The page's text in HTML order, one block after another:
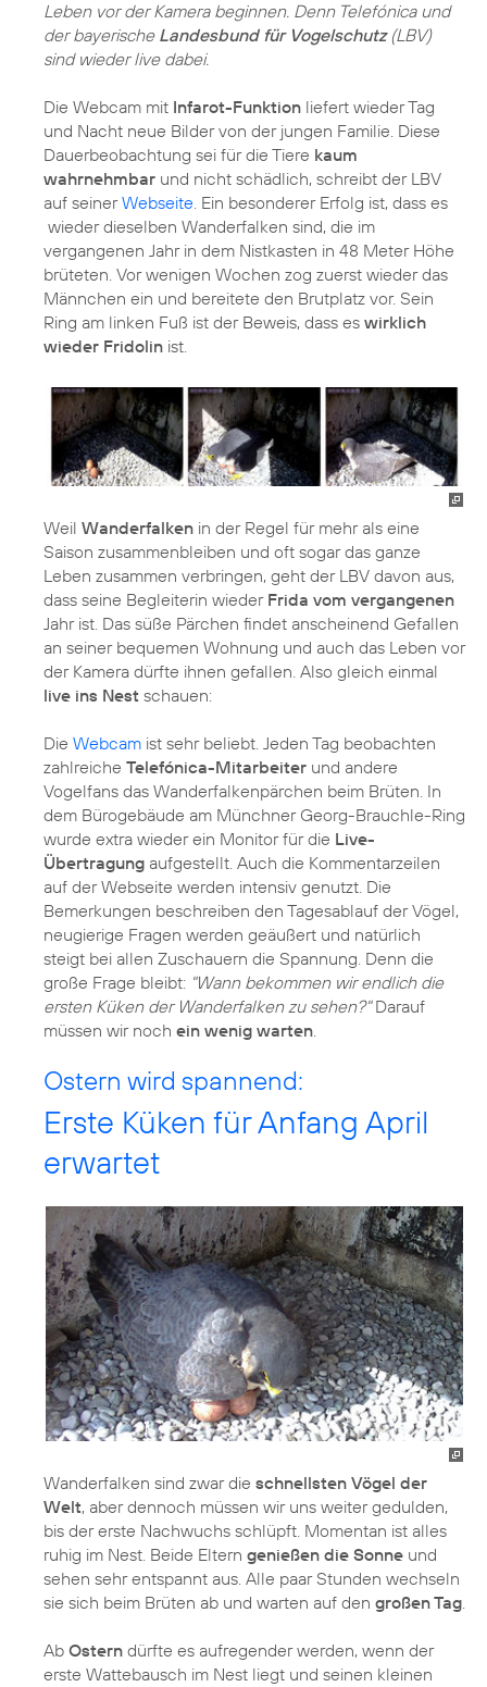
Leben vor der Kamera beginnen. Denn Telefónica und
der bayerische Landesbund für Vogelschutz(LBV)
sind wieder live dabei.
Die Webcam mit Infarot-Funktion liefert wieder Tag
und Nacht neue Bilder von der jungen Familie. Diese
Dauerbeobachtung sei für die Tiere kaum
wahrnehmbar und nicht schädlich, schreibt der LBV
auf seinerWebseite. Ein besonderer Erfolg ist, dass es
wieder dieselben Wanderfalken sind, die im
vergangenen Jahr in dem Nistkasten in 48 Meter Höhe
brüteten. Vor wenigen Wochen zog zuerst wieder das
Männchen ein und bereitete den Brutplatz vor. Sein
Ring am linken Fuß ist der Beweis, dass es wirklich
wieder Fridolin ist.
Weil Wanderfalken in der Regel für mehr als eine
Saison zusammenbleiben und oft sogar das ganze
Leben zusammen verbringen, geht der LBV davon aus,
dass seine Begleiterin wieder Frida vom vergangenen
Jahr ist. Das süße Pärchen findet anscheinend Gefallen
an seiner bequemen Wohnung und auch das Leben vor
der Kamera dürfte ihnen gefallen. Also gleich einmal
live ins Nest schauen:
Die Webcam ist sehr beliebt. Jeden Tag beobachten
zahlreiche Telefónica-Mitarbeiter und andere
Vogelfans das Wanderfalkenpärchen beim Brüten. In
dem Bürogebäude am Münchner Georg-Brauchle-Ring
wurde extra wieder ein Monitor für die Live-
Übertragung aufgestellt. Auch die Kommentarzeilen
auf der Webseite werden intensiv genutzt. Die
Bemerkungen beschreiben den Tagesablauf der Vögel,
neugierige Fragen werden geäußert und natürlich
steigt bei allen Zuschauern die Spannung. Denn die
große Frage bleibt: "Wann bekommen wir endlich die
ersten Küken der Wanderfalken zu sehen?"Darauf
müssen wir noch ein wenig warten
Ostern wird spannend:
Erste Küken für Anfang April
erwartet
Wanderfalken sind zwar die schnellsten Vögel der
Welt, aber dennoch müssen wir uns weiter gedulden,
bis der erste Nachwuchs schlüpft. Momentan ist alles
ruhig im Nest. Beide Eltern genießen die Sonne und
sehen sehr entspannt aus. Alle paar Stunden wechseln
sie sich beim Brüten ab und warten auf den großen Tag
Ab Ostern dürfte es aufregender werden, wenn der
erste Wattebausch im Nest liegt und seinen kleinen